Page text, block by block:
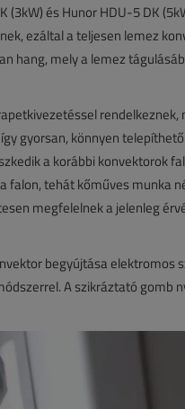
(3kW) és Hunor HDU-5 DK
ezáltal a teljesen lemez
hang, mely a lemez
rendelkeznek,
gyorsan, könnyen
a korábbi konvektorok
falon, tehát kőműves munka
megfelelnek a jelenleg
begyújtása elektromos
A szikráztató gomb